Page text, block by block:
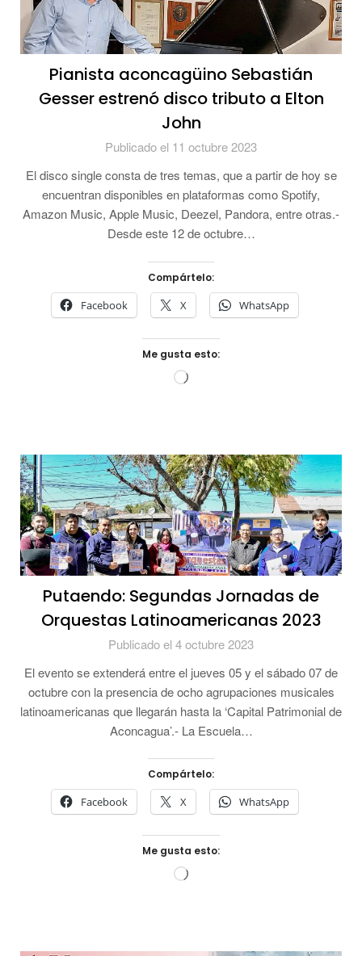
Pianista aconcagüino Sebastián
Gesser estrenó disco tributo a Elton
John
Publicado el 11 octubre 2023
El disco single consta de tres temas, que a partir de hoy se
encuentran disponibles en plataformas como Spotify,
Amazon Music, Apple Music, Deezel, Pandora, entre otras.-
Desde este 12 de octubre…
Compártelo:
Facebook X WhatsApp
Me gusta esto:
Cargando...
Putaendo: Segundas Jornadas de
Orquestas Latinoamericanas 2023
Publicado el 4 octubre 2023
El evento se extenderá entre el jueves 05 y el sábado 07 de
octubre con la presencia de ocho agrupaciones musicales
latinoamericanas que llegarán hasta la ‘Capital Patrimonial de
Aconcagua’.- La Escuela…
Compártelo:
Facebook X WhatsApp
Me gusta esto:
Cargando...